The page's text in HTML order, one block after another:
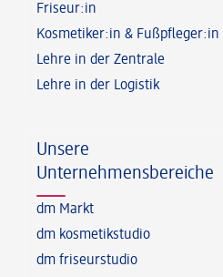
Friseur:in
Kosmetiker:in & Fußpfleger:in
Lehre in der Zentrale
Lehre in der Logistik
Unsere
Unternehmensbereiche
dm Markt
dm kosmetikstudio
dm friseurstudio